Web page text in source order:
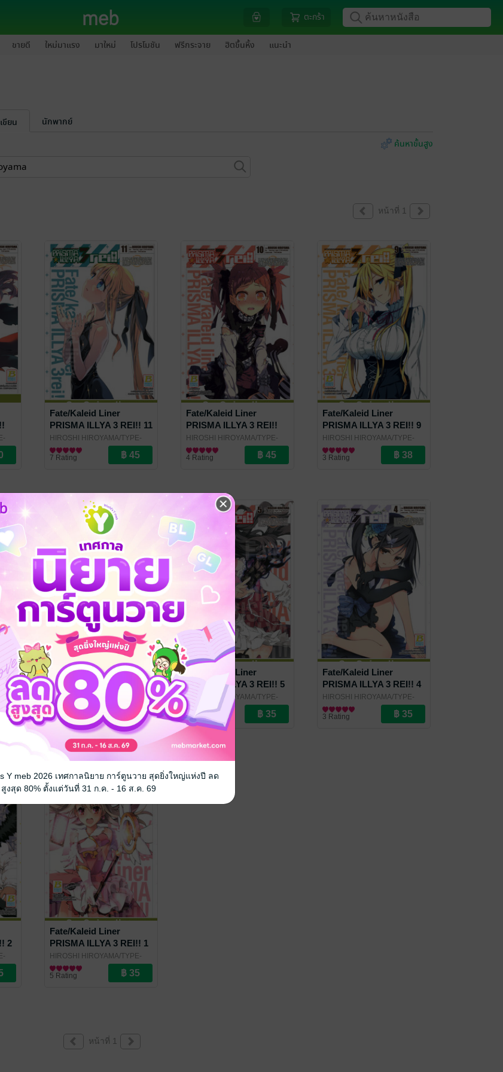
ตะกร้า
ขายดี ใหม่มาแรง มาใหม่ โปรโมชัน ฟรีกระจาย ฮิตขึ้นหิ้ง แนะนำ
ขียน
นักพากย์
ค้นหาขั้นสูง
หน้าที่ 1
Fate/Kaleid Liner
PRISMA ILLYA 3 REI!! 11
HIROSHI HIROYAMA/TYPE-
MOON/ Bongkoch Publishing
การ์ตูนทั่วไป
7 Rating
Fate/Kaleid Liner
PRISMA ILLYA 3 REI!!
10
HIROSHI HIROYAMA/TYPE-
MOON/ Bongkoch Publishing
การ์ตูนทั่วไป
4 Rating
Fate/Kaleid Liner
PRISMA ILLYA 3 REI!! 9
HIROSHI HIROYAMA/TYPE-
MOON/ Bongkoch Publishing
การ์ตูนทั่วไป
3 Rating
7
Fate/Kaleid Liner
PRISMA ILLYA 3 REI!! 6
HIROSHI HIROYAMA/TYPE-
MOON
/ Bongkoch Publishing
การ์ตูนทั่วไป
3 Rating
Fate/Kaleid Liner
PRISMA ILLYA 3 REI!! 5
HIROSHI HIROYAMA/TYPE-
MOON
/ Bongkoch Publishing
การ์ตูนทั่วไป
3 Rating
Fate/Kaleid Liner
PRISMA ILLYA 3 REI!! 4
HIROSHI HIROYAMA/TYPE-
MOON/ Bongkoch Publishing
การ์ตูนทั่วไป
3 Rating
2
Fate/Kaleid Liner
PRISMA ILLYA 3 REI!! 1
HIROSHI HIROYAMA/TYPE-
MOON/ Bongkoch Publishing
การ์ตูนทั่วไป
5 Rating
หน้าที่ 1
Y meb 2026 เทศกาลนิยาย การ์ตูนวาย สุดยิ่งใหญ่แห่งปี ลด
งสุด 80% ตั้งแต่วันที่ 31 ก.ค. - 16 ส.ค. 69